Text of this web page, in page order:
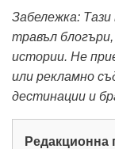
Забележка:
травъл блогъри,
истории. Не
или рекламно
дестинации и
Редакционна